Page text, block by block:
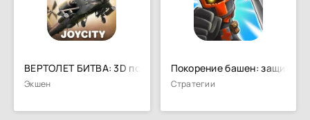
ВЕРТОЛЕТ БИТВА: 3D полет
Экшен
Покорение башен: защита
Стратегии